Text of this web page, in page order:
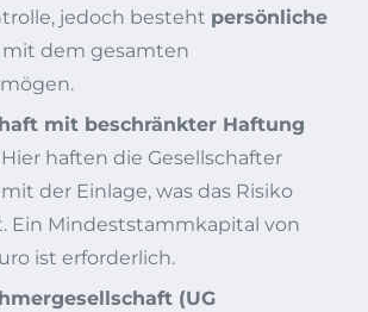
jedoch besteht persönliche
mit dem gesamten
mit beschränkter Haftung
Hier haften die Gesellschafter
der Einlage, was das Risiko
Ein Mindeststammkapital von
ist erforderlich.
(UG